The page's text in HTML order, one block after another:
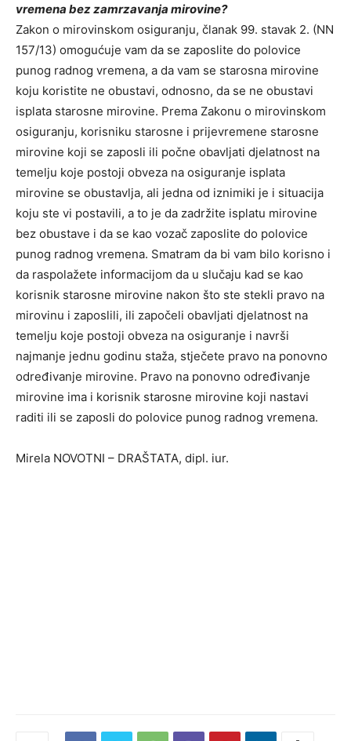
vremena bez zamrzavanja mirovine?
Zakon o mirovinskom osiguranju, članak 99. stavak 2. (NN
157/13) omogućuje vam da se zaposlite do polovice
punog radnog vremena, a da vam se starosna mirovine
koju koristite ne obustavi, odnosno, da se ne obustavi
isplata starosne mirovine. Prema Zakonu o mirovinskom
osiguranju, korisniku starosne i prijevremene starosne
mirovine koji se zaposli ili počne obavljati djelatnost na
temelju koje postoji obveza na osiguranje isplata
mirovine se obustavlja, ali jedna od iznimiki je i situacija
koju ste vi postavili, a to je da zadržite isplatu mirovine
bez obustave i da se kao vozač zaposlite do polovice
punog radnog vremena. Smatram da bi vam bilo korisno i
da raspolažete informacijom da u slučaju kad se kao
korisnik starosne mirovine nakon što ste stekli pravo na
mirovinu i zaposlili, ili započeli obavljati djelatnost na
temelju koje postoji obveza na osiguranje i navrši
najmanje jednu godinu staža, stječete pravo na ponovno
određivanje mirovine. Pravo na ponovno određivanje
mirovine ima i korisnik starosne mirovine koji nastavi
raditi ili se zaposli do polovice punog radnog vremena.
Mirela NOVOTNI – DRAŠTATA, dipl. iur.